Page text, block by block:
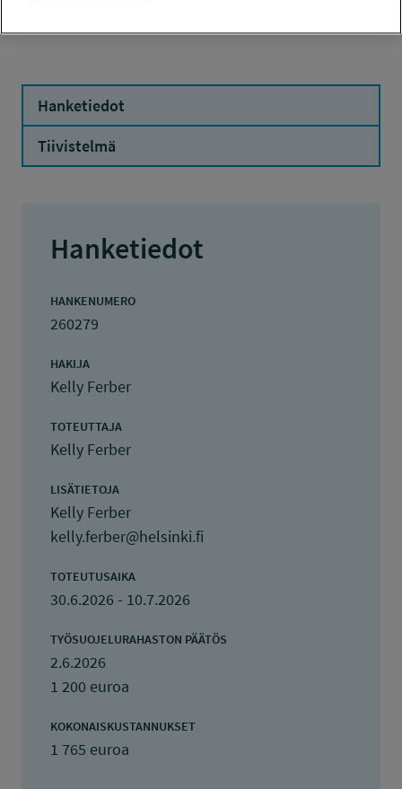
Hanketiedot
Tiivistelmä
Hanketiedot
HANKENUMERO
260279
HAKIJA
Kelly Ferber
TOTEUTTAJA
Kelly Ferber
LISÄTIETOJA
Kelly Ferber
kelly.ferber@helsinki.fi
TOTEUTUSAIKA
30.6.2026 - 10.7.2026
TYÖSUOJELURAHASTON PÄÄTÖS
2.6.2026
1 200 euroa
KOKONAISKUSTANNUKSET
1 765 euroa